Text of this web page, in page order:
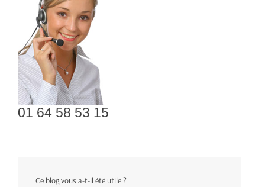
01 64 58 53 15
Ce blog vous a-t-il été utile ?